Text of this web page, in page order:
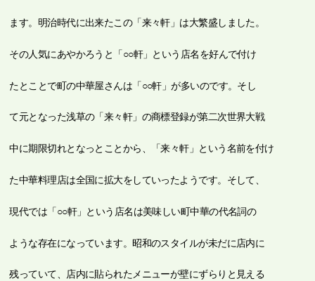
ます。明治時代に出来たこの「来々軒」は大繁盛しました。
その人気にあやかろうと「○○軒」という店名を好んで付け
たとことで町の中華屋さんは「○○軒」が多いのです。そし
て元となった浅草の「来々軒」の商標登録が第二次世界大戦
中に期限切れとなっとことから、「来々軒」という名前を付け
た中華料理店は全国に拡大をしていったようです。そして、
現代では「○○軒」という店名は美味しい町中華の代名詞の
ような存在になっています。昭和のスタイルが未だに店内に
残っていて、店内に貼られたメニューが壁にずらりと見える